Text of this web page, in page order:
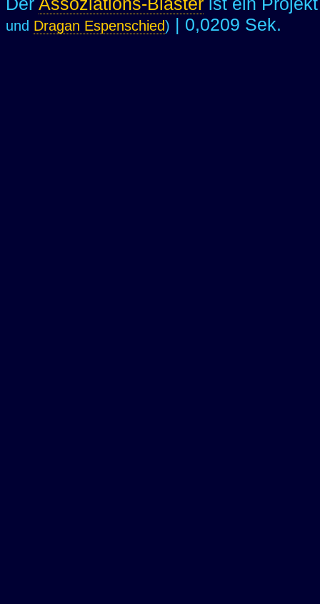
und Dragan Espenschied) | 0,0209 Sek.